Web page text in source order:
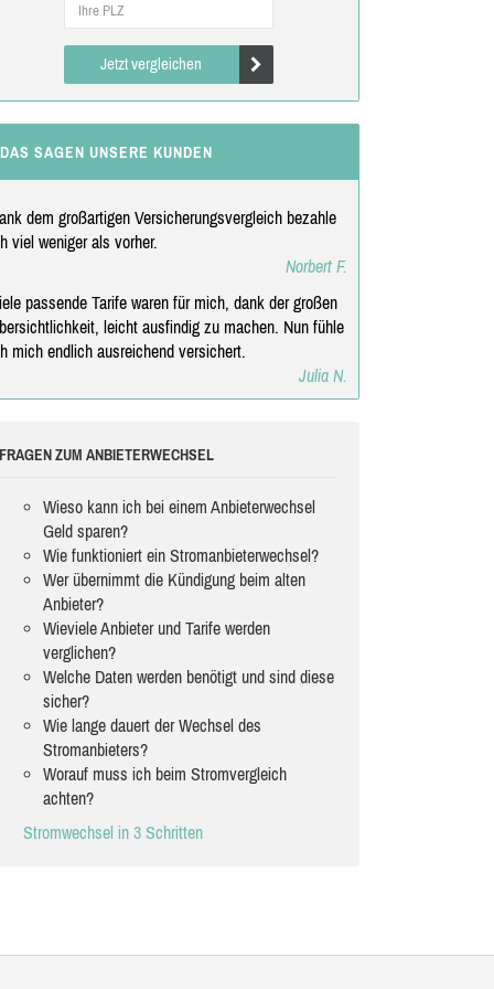
Jetzt vergleichen
DAS SAGEN UNSERE KUNDEN
dem großartigen Versicherungsvergleich bezahle
viel weniger als vorher.
Norbert F.
passende Tarife waren für mich, dank der großen
leicht ausfindig zu machen. Nun fühle
mich endlich ausreichend versichert.
Julia N.
FRAGEN ZUM ANBIETERWECHSEL
Wieso kann ich bei einem Anbieterwechsel
Geld sparen?
Wie funktioniert ein Stromanbieterwechsel?
Wer übernimmt die Kündigung beim alten
Anbieter?
Wieviele Anbieter und Tarife werden
verglichen?
Welche Daten werden benötigt und sind diese
sicher?
Wie lange dauert der Wechsel des
Stromanbieters?
Worauf muss ich beim Stromvergleich
achten?
Stromwechsel in 3 Schritten